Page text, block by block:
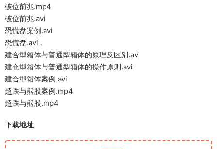
破位前兆.mp4
破位前兆.avi
恐慌盘案例.avi
恐慌盘.avi .
建合型箱体与普通型箱体的原理及区别.avi
建仓型箱体与普通型箱体的操作原则.avi
建合型箱体案例.avi
超跌与熊股案例.mp4
超跌与熊股.mp4
下载地址